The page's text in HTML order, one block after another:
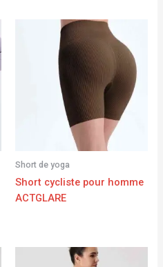
Short de yoga
Short cycliste pour homme
ACTGLARE